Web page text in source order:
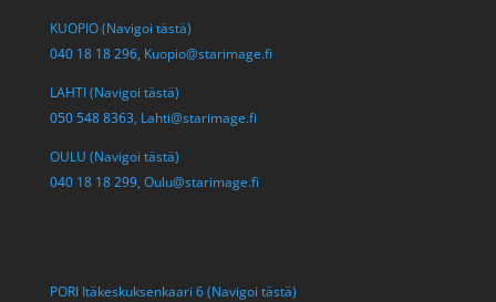
KUOPIO (Navigoi tästä)
040 18 18 296, Kuopio@starimage.fi
LAHTI (Navigoi tästä)
050 548 8363, Lahti@starimage.fi
OULU (Navigoi tästä)
040 18 18 299, Oulu@starimage.fi
PORI Itäkeskuksenkaari 6 (Navigoi tästä)